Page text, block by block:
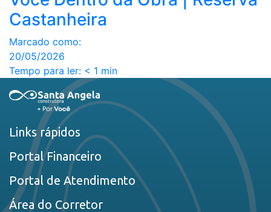
Castanheira
Marcado como:
20/05/2026
Tempo para ler: < 1 min
Links rápidos
Portal Financeiro
Portal de Atendimento
Área do Corretor